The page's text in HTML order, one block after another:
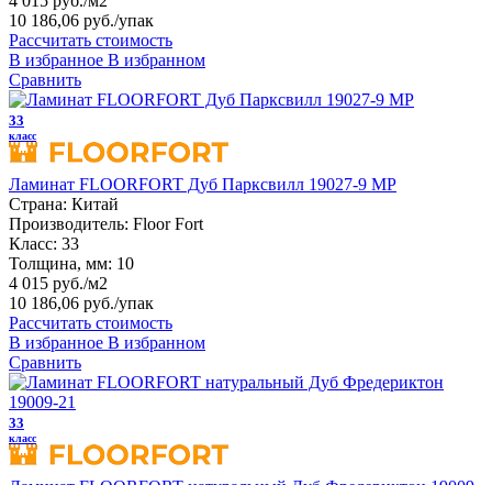
10 186,06 руб./упак
Рассчитать стоимость
В избранное В избранном
Сравнить
33
класс
Ламинат FLOORFORT Дуб Парксвилл 19027-9 MP
Страна: Китай
Производитель: Floor Fort
Класс: 33
Толщина, мм: 10
4 015 руб./м2
10 186,06 руб./упак
Рассчитать стоимость
В избранное В избранном
Сравнить
33
класс